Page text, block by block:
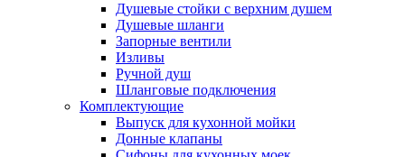
Душевые стойки с верхним душем
Душевые шланги
Запорные вентили
Изливы
Ручной душ
Шланговые подключения
Комплектующие
Выпуск для кухонной мойки
Донные клапаны